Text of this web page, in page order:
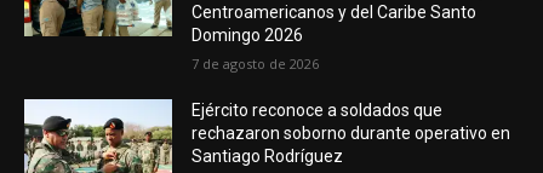
Centroamericanos y del Caribe Santo
Domingo 2026
7 de agosto de 2026
Ejército reconoce a soldados que
rechazaron soborno durante operativo en
Santiago Rodríguez